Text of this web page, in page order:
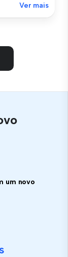
Ver mais
um novo